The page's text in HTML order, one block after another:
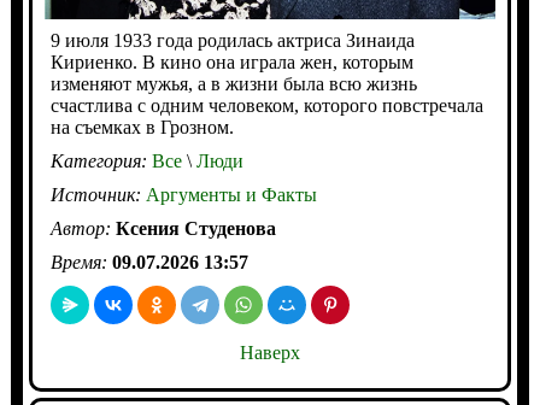
9 июля 1933 года родилась актриса Зинаида
Кириенко. В кино она играла жен, которым
изменяют мужья, а в жизни была всю жизнь
счастлива с одним человеком, которого повстречала
на съемках в Грозном.
Категория: Все\Люди
Источник: Аргументы и Факты
Автор: Ксения Студенова
Время: 09.07.2026 13:57
Наверх